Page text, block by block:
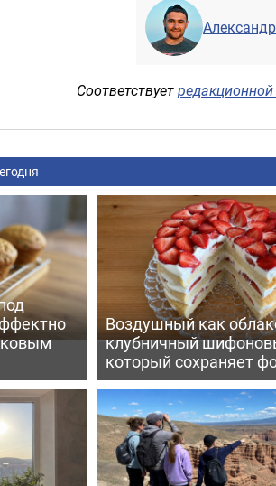
Соответствует
Воздушный как
клубничный
который сохраняет